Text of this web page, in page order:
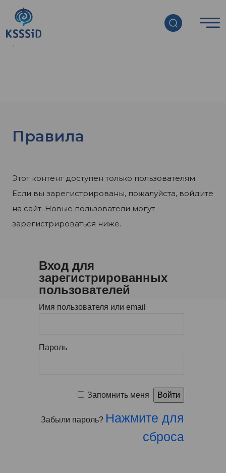
Главная страница
материалы
Цикл ПК «Роль медицинской
сестры в междисциплинарной команде ВЗК»
»
Правила
Этот контент доступен только пользователям.
Если вы зарегистрированы, пожалуйста, войдите
на сайт. Новые пользователи могут
зарегистрироваться ниже.
Вход для
зарегистрированных
пользователей
Имя пользователя или email
Пароль
Запомнить меня
Забыли пароль? Нажмите для
сброса